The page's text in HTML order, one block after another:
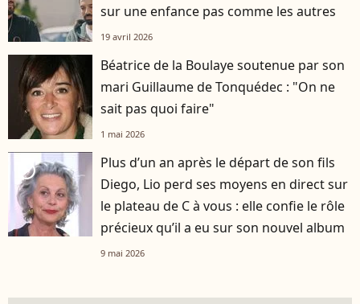
sur une enfance pas comme les autres
19 avril 2026
Béatrice de la Boulaye soutenue par son
mari Guillaume de Tonquédec : "On ne
sait pas quoi faire"
1 mai 2026
player2
Plus d’un an après le départ de son fils
Diego, Lio perd ses moyens en direct sur
le plateau de C à vous : elle confie le rôle
précieux qu’il a eu sur son nouvel album
9 mai 2026